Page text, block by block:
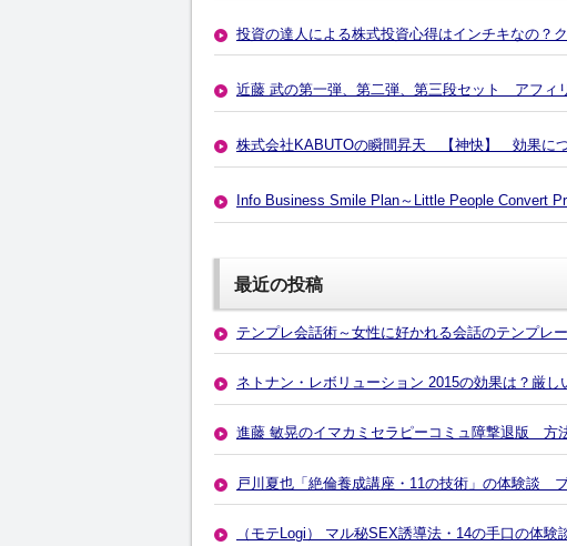
投資の達人による株式投資心得はインチキなの？
近藤 武の第一弾、第二弾、第三段セット アフィ
株式会社KABUTOの瞬間昇天 【神快】 効果に
Info Business Smile Plan～Little People Convert
最近の投稿
テンプレ会話術～女性に好かれる会話のテンプレ
ネトナン・レボリューション 2015の効果は？厳し
進藤 敏晃のイマカミセラピーコミュ障撃退版 方
戸川夏也「絶倫養成講座・11の技術」の体験談
（モテLogi） マル秘SEX誘導法・14の手口の体